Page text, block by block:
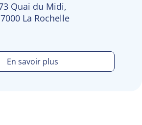
Quai du Midi,
La Rochelle
En savoir plus